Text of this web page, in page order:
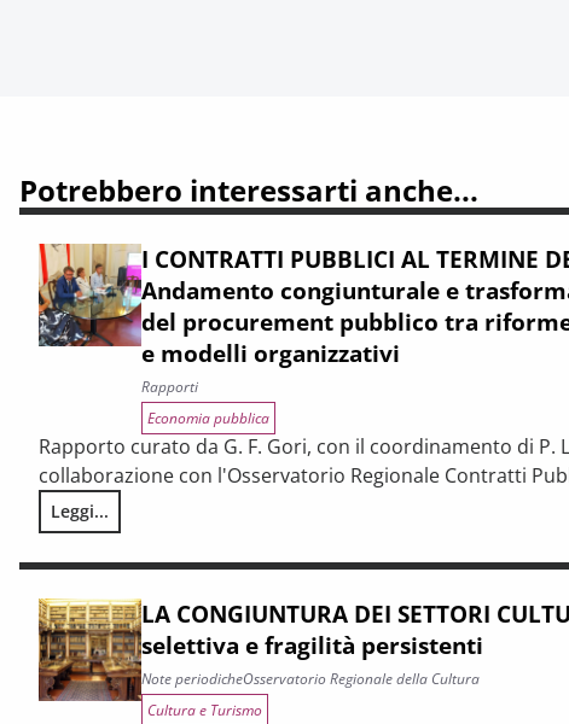
Potrebbero interessarti anche...
I CONTRATTI PUBBLICI AL TERMINE
Andamento congiunturale e
del procurement pubblico tra
e modelli organizzativi
Rapporti
Economia pubblica
Rapporto curato da G. F. Gori, con il coordinamento di P.
collaborazione con l'Osservatorio Regionale Contratti
Leggi...
I CONTRATTI PUBBLICI AL TERMINE DEL PNRR –
LA CONGIUNTURA DEI SETTORI
selettiva e fragilità persistenti
Note periodicheOsservatorio Regionale della Cultura
Cultura e Turismo